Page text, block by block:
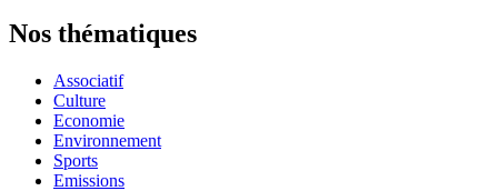
Nos thématiques
Associatif
Culture
Economie
Environnement
Sports
Emissions